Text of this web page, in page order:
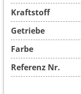
Kraftstoff
Getriebe
Farbe
Referenz Nr.